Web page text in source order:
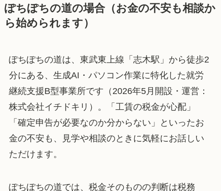
ぽちぽちの道の場合（お金の不安も相談か
ら始められます）
ぽちぽちの道は、東武東上線「志木駅」から徒歩2
分にある、生成AI・パソコン作業に特化した就労
継続支援B型事業所です（2026年5月開設・運営：
株式会社イチドキリ）。「工賃の税金が心配」
「確定申告が必要なのか分からない」といったお
金の不安も、見学や相談のときに気軽にお話しい
ただけます。
ぽちぽちの道では、税金そのものの判断は税務